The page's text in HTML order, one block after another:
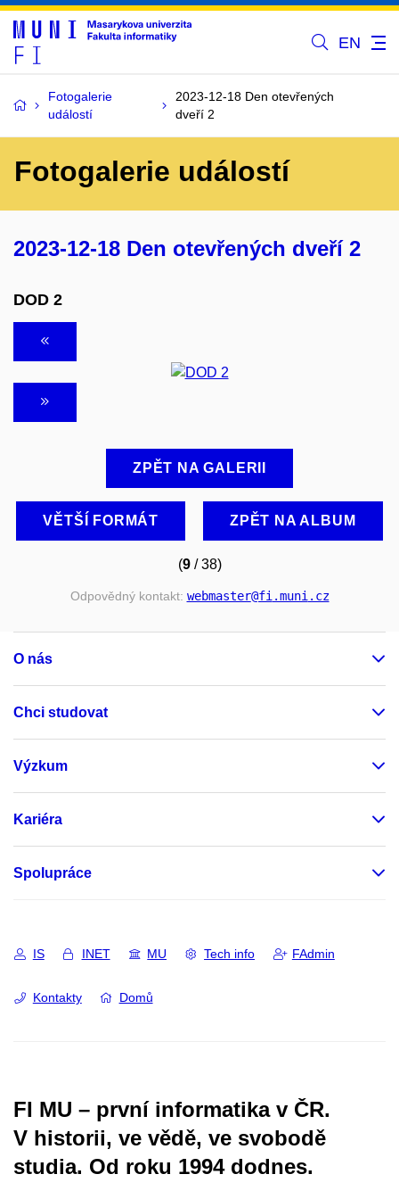
EN
Fotogalerie
událostí
2023-12-18 Den otevřených
dveří 2
Fotogalerie událostí
2023-12-18 Den otevřených dveří 2
DOD 2
ZPĚT NA GALERII
VĚTŠÍ FORMÁT ZPĚT NA ALBUM
(9/ 38)
Odpovědný kontakt: webmaster@fi.muni.cz
O nás
Chci studovat
Výzkum
Kariéra
Spolupráce
IS INET MU Tech info FAdmin
Kontakty Domů
FI MU – první informatika v ČR.
V historii, ve vědě, ve svobodě
studia. Od roku 1994 dodnes.